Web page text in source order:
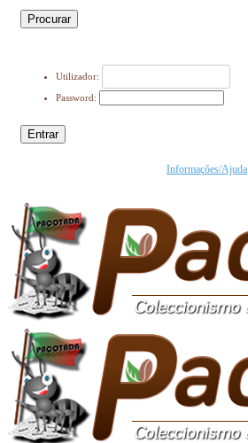
Procurar
Utilizador:
Password:
Entrar
Informações/Ajuda